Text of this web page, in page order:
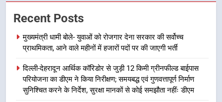
मुख्यमंत्री पुष्कर सिंह धामी के दिशा-निर्देशों
उत्तराखण्ड
बैरागीवाला हत्याकांड के फरार चल रहे
अभियुक्त को दून पुलिस ने हरिद्वार से किया
गिरफ्तार
उत्तराखण्ड
Recent Posts
मुख्यमंत्री धामी बोले- युवाओं को रोजगार देना सरकार की सर्वोच्च
प्राथमिकता, आने वाले महीनों में हजारों पदों पर की जाएगी भर्ती
दिल्ली-देहरादून आर्थिक कॉरिडोर से जुड़ी 12 किमी ग्रीनफील्ड बाईपास
परियोजना का डीएम ने किया निरीक्षण; समयबद्ध एवं गुणवत्तापूर्ण निर्माण
सुनिश्चित करने के निर्देश, सुरक्षा मानकों से कोई समझौता नहींः डीएम